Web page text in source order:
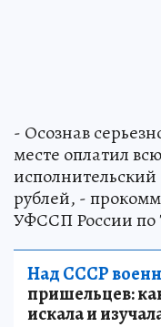
- Осознав
месте оплатил
исполнительский
рублей, -
УФССП России по
Над СССР
пришельцев:
искала и